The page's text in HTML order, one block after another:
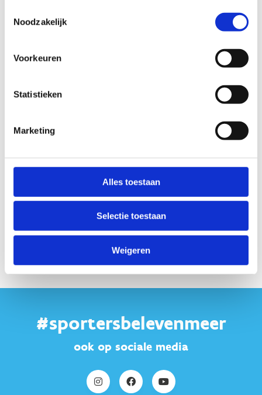
Noodzakelijk
Voorkeuren
Statistieken
Marketing
Alles toestaan
Selectie toestaan
Weigeren
Het bosgebied van Schoonbeek is ongeveer 200 hectare groot
en bevindt zich in het noordelijk stuk van Bilzen op de grens
#sportersbelevenmeer
ook op sociale media